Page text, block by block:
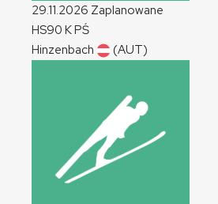
29.11.2026 Zaplanowane
HS90 KPŚ
Hinzenbach
(AUT)